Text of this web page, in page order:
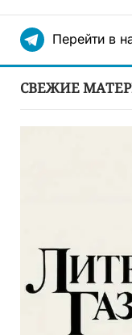
Перейти в
СВЕЖИЕ